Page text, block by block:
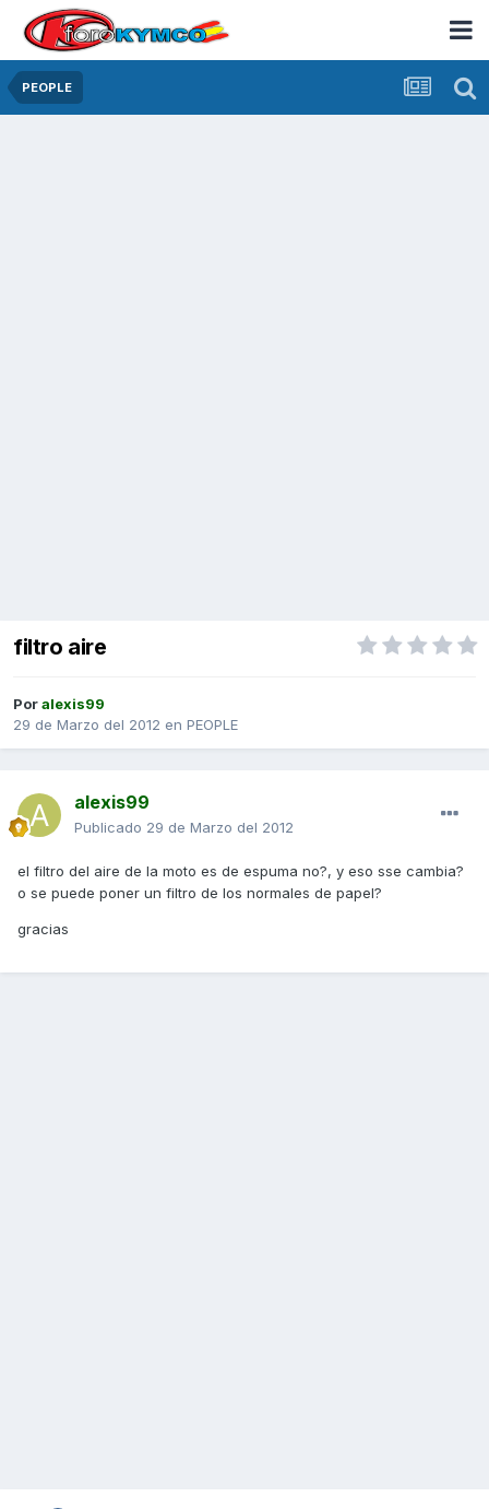
PEOPLE
filtro aire
Poralexis99
29 de Marzo del 2012 en PEOPLE
alexis99
Publicado 29 de Marzo del 2012
el filtro del aire de la moto es de espuma no?, y eso sse cambia?
o se puede poner un filtro de los normales de papel?
gracias